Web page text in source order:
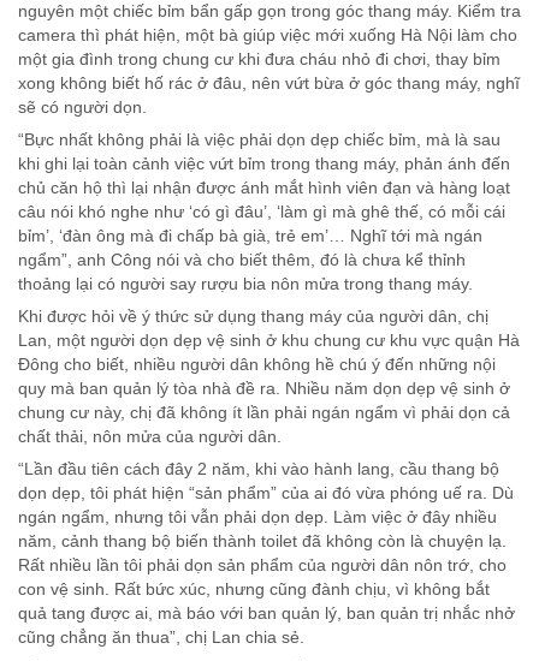
nguyên một chiếc bỉm bẩn gấp gọn trong góc thang máy. Kiểm tra
camera thì phát hiện, một bà giúp việc mới xuống Hà Nội làm cho
một gia đình trong chung cư khi đưa cháu nhỏ đi chơi, thay bỉm
xong không biết hố rác ở đâu, nên vứt bừa ở góc thang máy, nghĩ
sẽ có người dọn.
“Bực nhất không phải là việc phải dọn dẹp chiếc bỉm, mà là sau
khi ghi lại toàn cảnh việc vứt bỉm trong thang máy, phản ánh đến
chủ căn hộ thì lại nhận được ánh mắt hình viên đạn và hàng loạt
câu nói khó nghe như ‘có gì đâu’, ‘làm gì mà ghê thế, có mỗi cái
bỉm’, ‘đàn ông mà đi chấp bà già, trẻ em’… Nghĩ tới mà ngán
ngẩm”, anh Công nói và cho biết thêm, đó là chưa kể thỉnh
thoảng lại có người say rượu bia nôn mửa trong thang máy.
Khi được hỏi về ý thức sử dụng thang máy của người dân, chị
Lan, một người dọn dẹp vệ sinh ở khu chung cư khu vực quận Hà
Đông cho biết, nhiều người dân không hề chú ý đến những nội
quy mà ban quản lý tòa nhà đề ra. Nhiều năm dọn dẹp vệ sinh ở
chung cư này, chị đã không ít lần phải ngán ngẩm vì phải dọn cả
chất thải, nôn mửa của người dân.
“Lần đầu tiên cách đây 2 năm, khi vào hành lang, cầu thang bộ
dọn dẹp, tôi phát hiện “sản phẩm” của ai đó vừa phóng uế ra. Dù
ngán ngẩm, nhưng tôi vẫn phải dọn dẹp. Làm việc ở đây nhiều
năm, cảnh thang bộ biến thành toilet đã không còn là chuyện lạ.
Rất nhiều lần tôi phải dọn sản phẩm của người dân nôn trớ, cho
con vệ sinh. Rất bức xúc, nhưng cũng đành chịu, vì không bắt
quả tang được ai, mà báo với ban quản lý, ban quản trị nhắc nhở
cũng chẳng ăn thua”, chị Lan chia sẻ.